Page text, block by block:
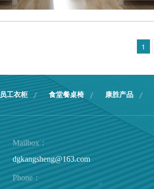
1
员工衣柜 食堂餐桌椅 康胜产品
Mailbox：
dgkangsheng@163.com
Phone：